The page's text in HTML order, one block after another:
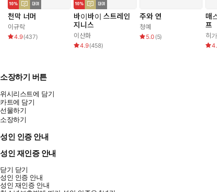
천막 너머
이규락
4.9(437)
바이바이 스트레인
지니스
이산화
4.9(458)
주와 연
청예
5.0 (5)
매
프
히
소장하기 버튼
위시리스트에 담기
카트에 담기
선물하기
소장하기
성인 인증 안내
성인 재인증 안내
닫기 닫기
성인 인증 안내
성인 재인증 안내